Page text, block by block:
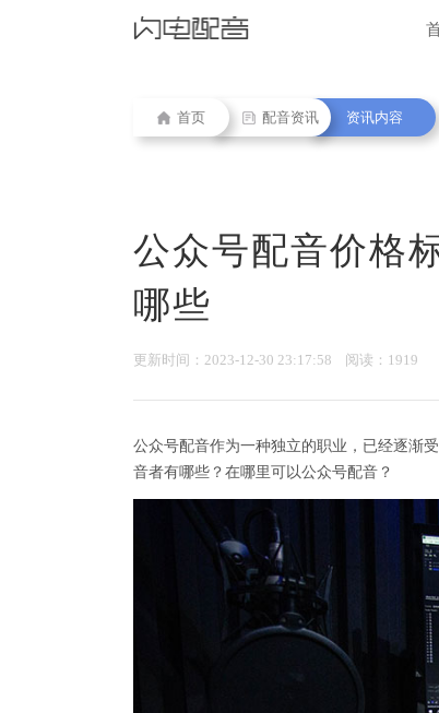
首页 配音资讯 资讯内容
公众号配音价格
哪些
更新时间：2023-12-30 23:17:58 阅读：1919
公众号配音作为一种独立的职业，已经逐渐
音者有哪些？在哪里可以公众号配音？